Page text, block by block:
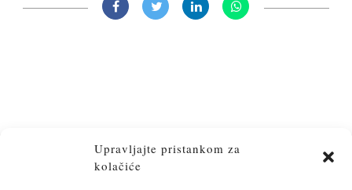
Upravljajte pristankom za
kolačiće